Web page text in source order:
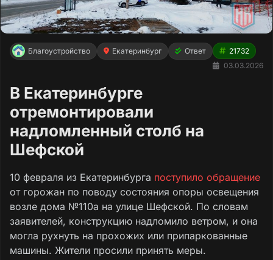
Благоустройство Екатеринбург Ответ
21732
03.03.2026
В Екатеринбурге
отремонтировали
надломленный столб на
Шефской
10 февраля из Екатеринбурга поступило обращение
от горожан по поводу состояния опоры освещения
возле дома №110а на улице Шефской. По словам
заявителей, конструкцию надломило ветром, и она
могла рухнуть на прохожих или припаркованные
машины. Жители просили принять меры.